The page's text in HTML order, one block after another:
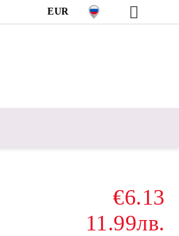
EUR
€6.13
11.99лв.